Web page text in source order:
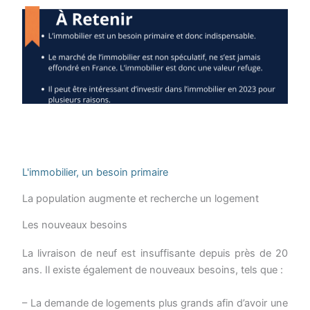
L'immobilier, un besoin primaire
La population augmente et recherche un logement
Les nouveaux besoins
La livraison de neuf est insuffisante depuis près de 20
ans. Il existe également de nouveaux besoins, tels que :
– La demande de logements plus grands afin d’avoir une